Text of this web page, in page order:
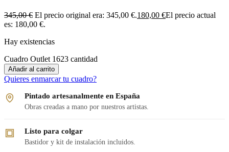
345,00€ El precio original era: 345,00 €.180,00 €El precio actual
es: 180,00 €.
Hay existencias
Cuadro Outlet 1623 cantidad
Añadir al carrito
Quieres enmarcar tu cuadro?
Pintado artesanalmente en España
Obras creadas a mano por nuestros artistas.
Listo para colgar
Bastidor y kit de instalación incluidos.